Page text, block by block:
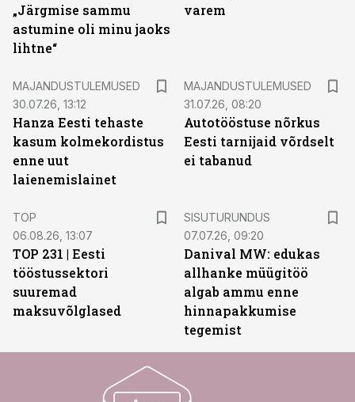
„Järgmise sammu
astumine oli minu jaoks
lihtne“
varem
MAJANDUSTULEMUSED
30.07.26, 13:12
Hanza Eesti tehaste
kasum kolmekordistus
enne uut
laienemislainet
MAJANDUSTULEMUSED
31.07.26, 08:20
Autotööstuse nõrkus
Eesti tarnijaid võrdselt
ei tabanud
TOP
06.08.26, 13:07
TOP 231 | Eesti
tööstussektori
suuremad
maksuvõlglased
SISUTURUNDUS
07.07.26, 09:20
Danival MW: edukas
allhanke müügitöö
algab ammu enne
hinnapakkumise
tegemist